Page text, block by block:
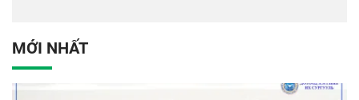
MỚI NHẤT